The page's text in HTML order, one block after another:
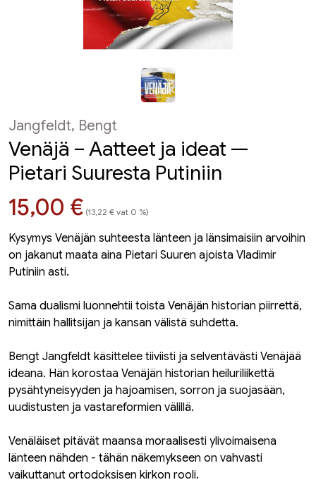
Jangfeldt, Bengt
Venäjä – Aatteet ja ideat —
Pietari Suuresta Putiniin
Hinta nyt
15,00 € (13,22 € vat 0 %)
Kysymys Venäjän suhteesta länteen ja länsimaisiin arvoihin
on jakanut maata aina Pietari Suuren ajoista Vladimir
Putiniin asti.
Sama dualismi luonnehtii toista Venäjän historian piirrettä,
nimittäin hallitsijan ja kansan välistä suhdetta.
Bengt Jangfeldt käsittelee tiiviisti ja selventävästi Venäjää
ideana. Hän korostaa Venäjän historian heiluriliikettä
pysähtyneisyyden ja hajoamisen, sorron ja suojasään,
uudistusten ja vastareformien välillä.
Venäläiset pitävät maansa moraalisesti ylivoimaisena
länteen nähden - tähän näkemykseen on vahvasti
vaikuttanut ortodoksisen kirkon rooli.